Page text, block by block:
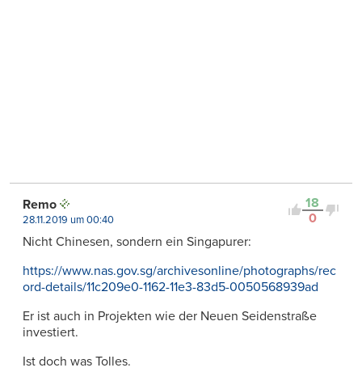
18
0
Remo
28.11.2019 um 00:40
Nicht Chinesen, sondern ein Singapurer:
https://www.nas.gov.sg/archivesonline/photographs/rec
ord-details/11c209e0-1162-11e3-83d5-0050568939ad
Er ist auch in Projekten wie der Neuen Seidenstraße
investiert.
Ist doch was Tolles.